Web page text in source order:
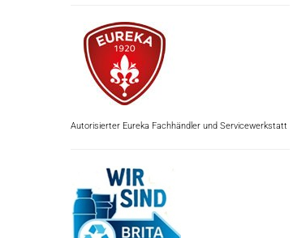
Autorisierter Eureka Fachhändler und Servicewerkstatt